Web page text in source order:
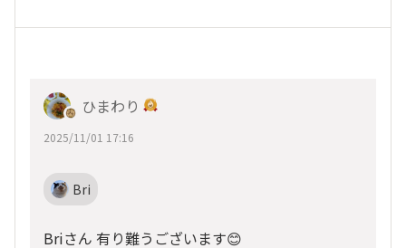
ひまわり
2025/11/01 17:16
Bri
Briさん 有り難うございます😊